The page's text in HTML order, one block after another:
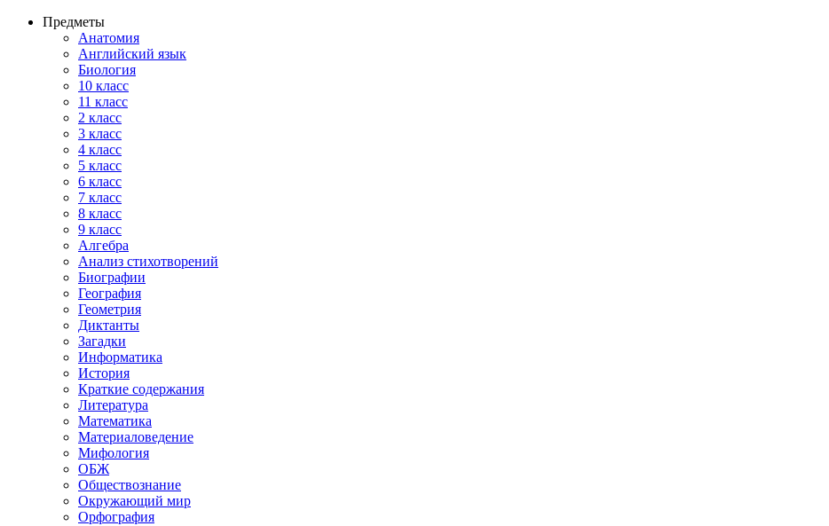
Предметы
Анатомия
Английский язык
Биология
10 класс
11 класс
2 класс
3 класс
4 класс
5 класс
6 класс
7 класс
8 класс
9 класс
Алгебра
Анализ стихотворений
Биографии
География
Геометрия
Диктанты
Загадки
Информатика
История
Краткие содержания
Литература
Математика
Материаловедение
Мифология
ОБЖ
Обществознание
Окружающий мир
Орфография